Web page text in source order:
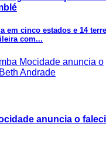
em cinco estados e 14
com...
anuncia o